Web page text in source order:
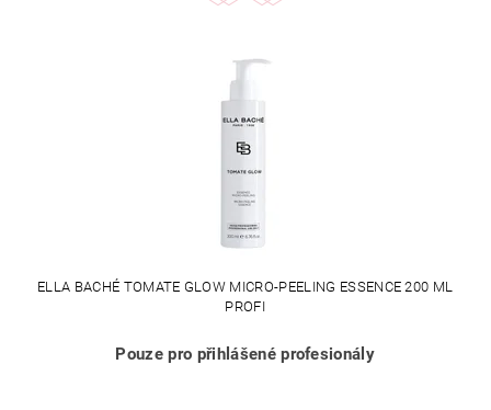
ELLA BACHÉ TOMATE GLOW MICRO-PEELING ESSENCE 200 ML
PROFI
Pouze pro přihlášené profesionály